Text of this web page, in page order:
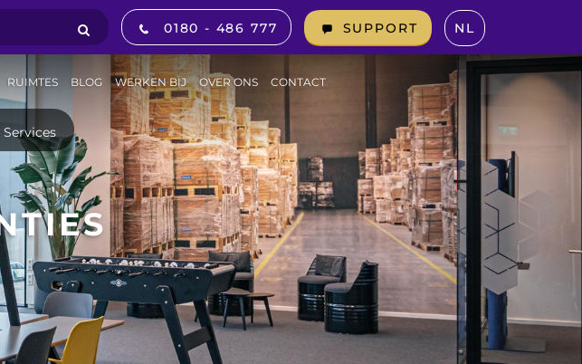
0180 - 486 777 SUPPORT NL
RUIMTES BLOG WERKEN BIJ OVER ONS CONTACT